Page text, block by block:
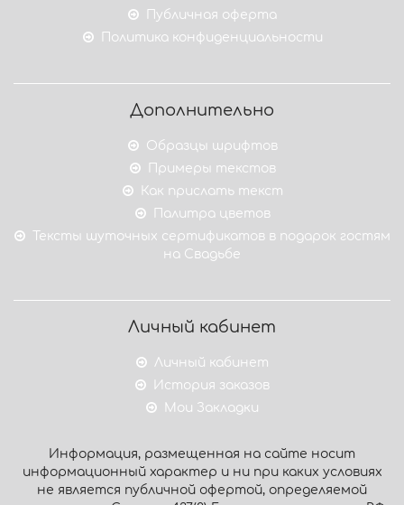
Публичная оферта
Политика конфиденциальности
Дополнительно
Образцы шрифтов
Примеры текстов
Как прислать текст
Палитра цветов
Тексты шуточных сертификатов в подарок гостям
на Свадьбе
Личный кабинет
Личный кабинет
История заказов
Мои Закладки
Информация, размещенная на сайте носит
информационный характер и ни при каких условиях
не является публичной офертой, определяемой